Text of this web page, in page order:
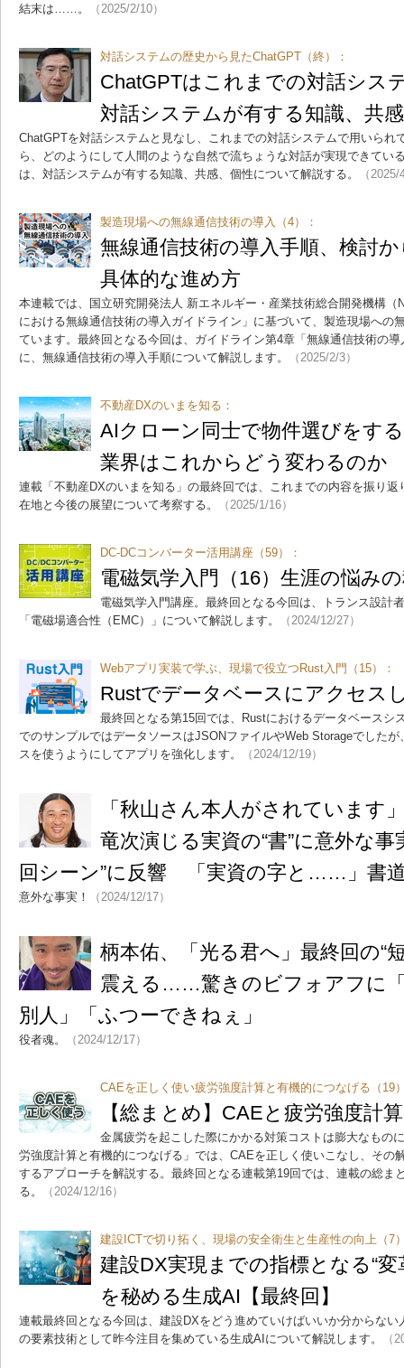
結末は……。 （2025/2/10）
対話システムの歴史から見たChatGPT（終）：
ChatGPTはこれまでの対話シ
対話システムが有する知識、共
ChatGPTを対話システムと見なし、これまでの対話システムで用いられ
ら、どのようにして人間のような自然で流ちょうな対話が実現できてい
は、対話システムが有する知識、共感、個性について解説する。
（
製造現場への無線通信技術の導入（4）：
無線通信技術の導入手順、検討
具体的な進め方
本連載では、国立研究開発法人 新エネルギー・産業技術総合開発機構（
における無線通信技術の導入ガイドライン」に基づいて、製造現場への
ています。最終回となる今回は、ガイドライン第4章「無線通信技術の
に、無線通信技術の導入手順について解説します。
（2025/2/3）
不動産DXのいまを知る：
AIクローン同士で物件選びを
業界はこれからどう変わるのか
連載「不動産DXのいまを知る」の最終回では、これまでの内容を振り
在地と今後の展望について考察する。
（2025/1/16）
DC-DCコンバーター活用講座（59）：
電磁気学入門（16）生涯の悩み
電磁気学入門講座。最終回となる今回は、トランス設計
「電磁場適合性（EMC）」について解説します。
（2024/12/27）
Webアプリ実装で学ぶ、現場で役立つRust入門（15）：
Rustでデータベースにアクセス
最終回となる第15回では、Rustにおけるデータベースシ
でのサンプルではデータソースはJSONファイルやWeb Storageでした
スを使うようにしてアプリを強化します。
（2024/12/19）
「秋山さん本人がされています
竜次演じる実資の“書”に意外な
回シーン”に反響 「実資の字と……」書
意外な事実！ （2024/12/17）
柄本佑、「光る君へ」最終回の“
震える……驚きのビフォアフに
別人」「ふつーできねぇ」
役者魂。 （2024/12/17）
CAEを正しく使い疲労強度計算と有機的につなげる（19
【総まとめ】CAEと疲労強度計
金属疲労を起こした際にかかる対策コストは膨大なもの
労強度計算と有機的につなげる」では、CAEを正しく使いこなし、その
するアプローチを解説する。最終回となる連載第19回では、連載の総ま
る。
（2024/12/16）
建設ICTで切り拓く、現場の安全衛生と生産性の向上（7
建設DX実現までの指標となる“
を秘める生成AI【最終回】
連載最終回となる今回は、建設DXをどう進めていけばいいか分からない
の要素技術として昨今注目を集めている生成AIについて解説します。
（